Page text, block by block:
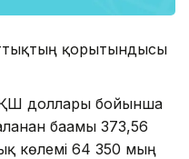
қорытындысы
доллары бойынша
бағамы 373,56
көлемі 64 350 мың